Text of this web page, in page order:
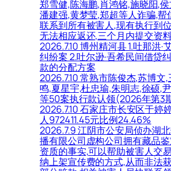
郑雪健,陈海鹏,肖鸿铭,施晓阳,
潘建强,黄梦莹,郑超等人诈骗,帮
联系到所有被害人,现有执行到
无法相应返还,三个月内提交资
2026.7.10 博州精河县 1.吐那洪·
纠纷案 2.吐尔逊·吾希民间借贷
款的分配方案
2026.7.10 常熟市陈俊杰,苏博文
鸣,夏星宇,杜忠瑜,朱明志,徐硕,
等50案执行款认领(2026年第3
2026.7.10 石家庄市长安区于婷
人972411.45元比例24.46%
2026.7.9 江阴市公安局侦办湖
播有限公司虚构公司拥有藏品
资质的事实,可以帮助被害人交
纳上架宣传费的方式,从而非法